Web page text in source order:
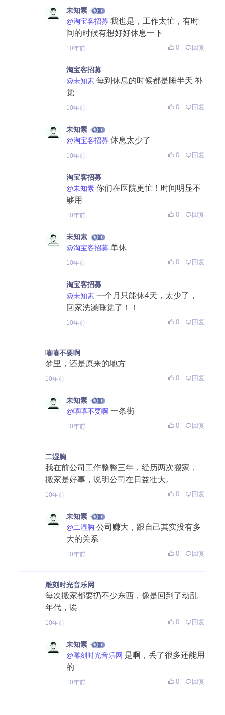
未知素
@淘宝客招募 我也是，工作太忙，有时
间的时候有想好好休息一下
10年前 0 回复
淘宝客招募
@未知素 每到休息的时候都是睡半天 补
觉
10年前 0 回复
未知素
@淘宝客招募 休息太少了
10年前 0 回复
淘宝客招募
@未知素 你们在医院更忙！时间明显不
够用
10年前 0 回复
未知素
@淘宝客招募 单休
10年前 0 回复
淘宝客招募
@未知素 一个月只能休4天，太少了，
回家洗澡睡觉了！！
10年前 0 回复
嘻嘻不要啊
梦里，还是原来的地方
10年前 0 回复
未知素
@嘻嘻不要啊 一条街
10年前 0 回复
二湿胸
我在前公司工作整整三年，经历两次搬家，
搬家是好事，说明公司在日益壮大。
10年前 0 回复
未知素
@二湿胸 公司赚大，跟自己其实没有多
大的关系
10年前 0 回复
雕刻时光音乐网
每次搬家都要扔不少东西，像是回到了动乱
年代，诶
10年前 0 回复
未知素
@雕刻时光音乐网 是啊，丢了很多还能用
的
10年前 0 回复